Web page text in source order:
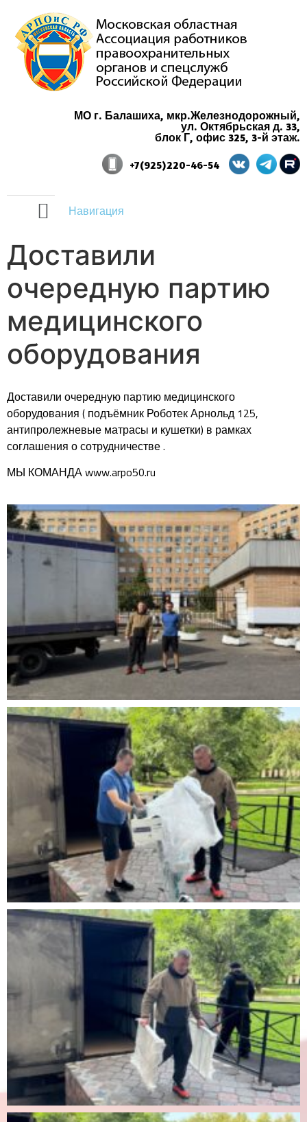
МО г. Балашиха, мкр.Железнодорожный,
ул. Октябрьская д. 33,
блок Г, офис 325, 3-й этаж.
+7(925)220-46-54
Навигация
Доставили
очередную партию
медицинского
оборудования
Доставили очередную партию медицинского
оборудования ( подъёмник Роботек Арнольд 125,
антипролежневые матрасы и кушетки) в рамках
соглашения о сотрудничестве .
МЫ КОМАНДА www.arpo50.ru